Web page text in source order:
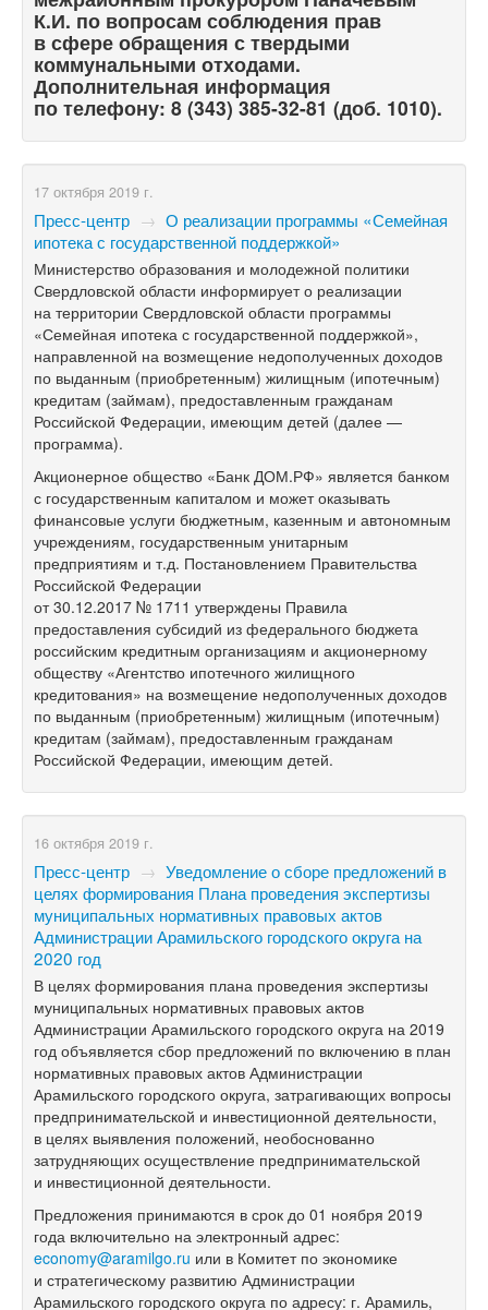
К.И. по вопросам соблюдения прав
в сфере обращения с твердыми
коммунальными отходами.
Дополнительная информация
по телефону: 8 (343) 385-32-81 (доб. 1010).
17 октября 2019 г.
Пресс-центр → О реализации программы «Семейная
ипотека с государственной поддержкой»
Министерство образования и молодежной политики
Свердловской области информирует о реализации
на территории Свердловской области программы
«Семейная ипотека с государственной поддержкой»,
направленной на возмещение недополученных доходов
по выданным (приобретенным) жилищным (ипотечным)
кредитам (займам), предоставленным гражданам
Российской Федерации, имеющим детей (далее —
программа).
Акционерное общество «Банк ДОМ.РФ» является банком
с государственным капиталом и может оказывать
финансовые услуги бюджетным, казенным и автономным
учреждениям, государственным унитарным
предприятиям и т.д. Постановлением Правительства
Российской Федерации
от 30.12.2017 № 1711 утверждены Правила
предоставления субсидий из федерального бюджета
российским кредитным организациям и акционерному
обществу «Агентство ипотечного жилищного
кредитования» на возмещение недополученных доходов
по выданным (приобретенным) жилищным (ипотечным)
кредитам (займам), предоставленным гражданам
Российской Федерации, имеющим детей.
16 октября 2019 г.
Пресс-центр → Уведомление о сборе предложений в
целях формирования Плана проведения экспертизы
муниципальных нормативных правовых актов
Администрации Арамильского городского округа на
2020 год
В целях формирования плана проведения экспертизы
муниципальных нормативных правовых актов
Администрации Арамильского городского округа на 2019
год объявляется сбор предложений по включению в план
нормативных правовых актов Администрации
Арамильского городского округа, затрагивающих вопросы
предпринимательской и инвестиционной деятельности,
в целях выявления положений, необоснованно
затрудняющих осуществление предпринимательской
и инвестиционной деятельности.
Предложения принимаются в срок до 01 ноября 2019
года включительно на электронный адрес:
economy@aramilgo.ru или в Комитет по экономике
и стратегическому развитию Администрации
Арамильского городского округа по адресу: г. Арамиль,